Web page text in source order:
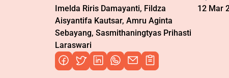
Imelda Riris Damayanti, Fildza
Aisyantifa Kautsar, Amru Aginta
Sebayang, Sasmithaningtyas Prihasti
Laraswari
12 Mar